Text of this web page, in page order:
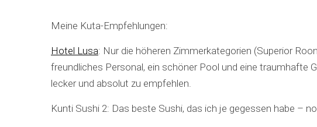
Meine Kuta-Empfehlungen:
Hotel Lusa: Nur die höheren Zimmerkategorien (Superior
freundliches Personal, ein schöner Pool und eine traumhafte
lecker und absolut zu empfehlen.
Kunti Sushi 2: Das beste Sushi, das ich je gegessen habe –